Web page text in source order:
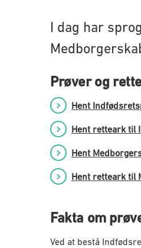
I dag har
Prøver og
Hent
Hent retteark til
Hent
Hent retteark til
Fakta om
Ved at bestå